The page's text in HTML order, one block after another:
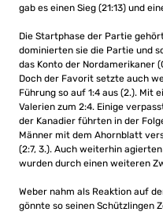
gab es einen Sieg (21:13) und
Die Startphase der Partie
dominierten sie die Partie und
das Konto der Nordamerikaner
Doch der Favorit setzte auch
Führung so auf 1:4 aus (2.). Mit
Valerien zum 2:4. Einige
der Kanadier führten in der
Männer mit dem Ahornblatt
(2:7, 3.). Auch weiterhin
wurden durch einen weiteren
Weber nahm als Reaktion auf
gönnte so seinen Schützlingen